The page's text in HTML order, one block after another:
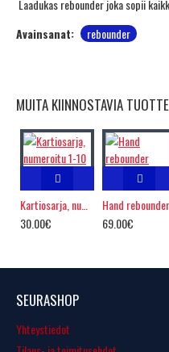
Laadukas rebounder joka sopii
Avainsanat:
rebounder
MUITA KIINNOSTAVIA
30.00€
Hand rebounder
69.00€
SEURASHOP
Yhteystiedot